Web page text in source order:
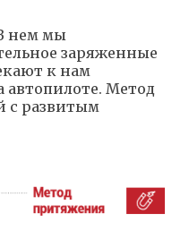
нем мы
заряженные
к нам
автопилоте. Метод
с развитым